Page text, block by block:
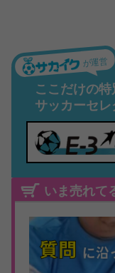
が運営
ここだけの
サッカーセレ
いま売れて